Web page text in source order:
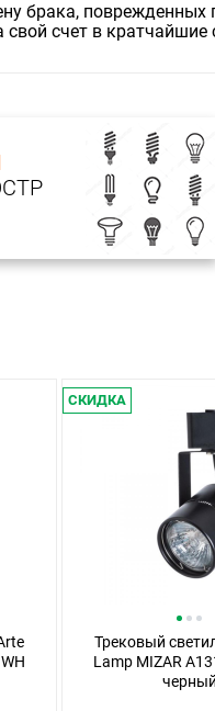
брака, поврежденных
счет в кратчайшие
СКИДКА
Трековый
Lamp MIZAR
черный